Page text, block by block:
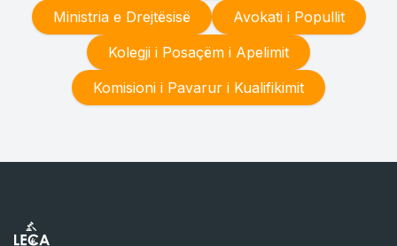
Ministria e Drejtësisë
Avokati i Popullit
Kolegji i Posaçëm i Apelimit
Komisioni i Pavarur i Kualifikimit